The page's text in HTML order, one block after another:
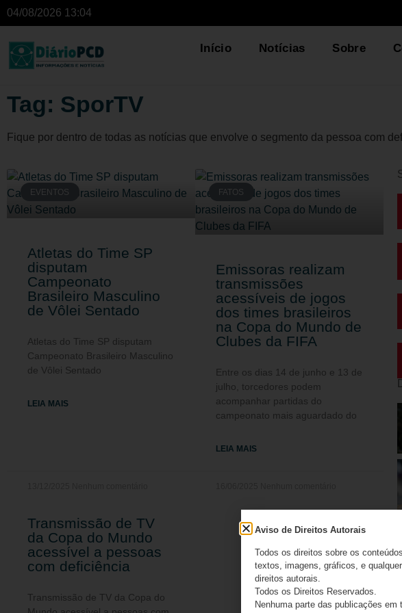
04/08/2026 13:04
Início Notícias Sobre
Tag: SporTV
Fique por dentro de todas as notícias que envolve o segmento da pessoa com
EVENTOS
Atletas do Time SP
disputam
Campeonato
Brasileiro Masculino
de Vôlei Sentado
Atletas do Time SP disputam
Campeonato Brasileiro Masculino
de Vôlei Sentado
LEIA MAIS
FATOS
Emissoras realizam
transmissões
acessíveis de jogos
dos times brasileiros
na Copa do Mundo de
Clubes da FIFA
Entre os dias 14 de junho e 13 de
julho, torcedores podem
acompanhar partidas do
campeonato mais aguardado do
LEIA MAIS
Transmissão de TV
da Copa do Mundo
acessível a pessoas
com deficiência
Transmissão de TV da Copa do
Aviso de Direitos Autorais
Todos os direitos sobre os
textos, imagens, gráficos, e
direitos autorais.
Todos os Direitos Reservados.
Nenhuma parte das publicações